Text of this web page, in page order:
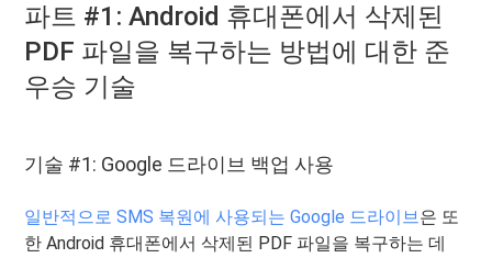
파트 #1: Android 휴대폰에서 삭제된
PDF 파일을 복구하는 방법에 대한 준
우승 기술
기술 #1: Google 드라이브 백업 사용
일반적으로 SMS 복원에 사용되는 Google 드라이브은 또
한 Android 휴대폰에서 삭제된 PDF 파일을 복구하는 데